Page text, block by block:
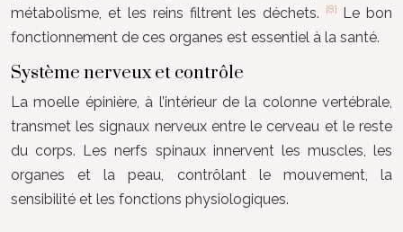
métabolisme, et les reins filtrent les déchets.
[8] Le bon
fonctionnement de ces organes est essentiel à la santé.
Système nerveux et contrôle
La moelle épinière, à l’intérieur de la colonne vertébrale,
transmet les signaux nerveux entre le cerveau et le reste
du corps. Les nerfs spinaux innervent les muscles, les
organes et la peau, contrôlant le mouvement, la
sensibilité et les fonctions physiologiques.